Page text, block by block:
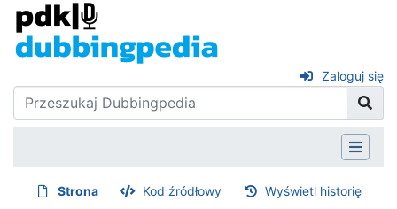
Zaloguj się
Strona Kod źródłowy Wyświetl historię